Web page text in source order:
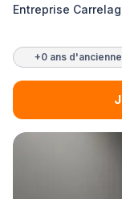
Entreprise
+0 ans